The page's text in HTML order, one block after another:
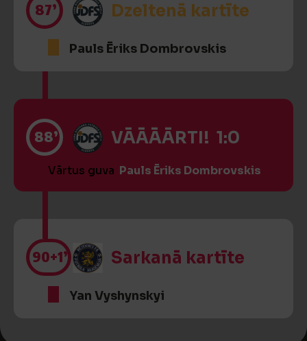
87’ Dzeltenā kartīte
Pauls Ēriks Dombrovskis
88’ VĀĀĀĀRTI! 1:0
Vārtus guva Pauls Ēriks Dombrovskis
90+1’ Sarkanā kartīte
Yan Vyshynskyi